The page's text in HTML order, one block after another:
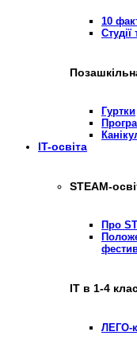
10
Студії
Гуртки
IT-освіта
STEAM-
Про
ІТ в 1-4
ЛЕГО-